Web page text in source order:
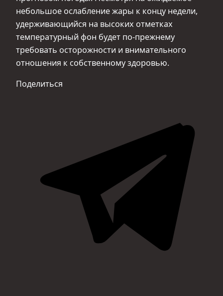
небольшое ослабление жары к концу недели,
удерживающийся на высоких отметках
температурный фон будет по-прежнему
требовать осторожности и внимательного
отношения к собственному здоровью.
Поделиться